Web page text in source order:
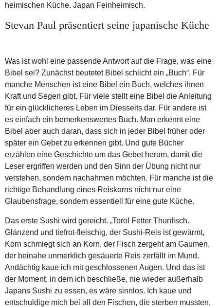
heimischen Küche. Japan Feinheimisch.
Stevan Paul präsentiert seine japanische Küche
Was ist wohl eine passende Antwort auf die Frage, was eine
Bibel sei? Zunächst beutetet Bibel schlicht ein „Buch“. Für
manche Menschen ist eine Bibel ein Buch, welches ihnen
Kraft und Segen gibt. Für viele stellt eine Bibel die Anleitung
für ein glücklicheres Leben im Diesseits dar. Für andere ist
es einfach ein bemerkenswertes Buch. Man erkennt eine
Bibel aber auch daran, dass sich in jeder Bibel früher oder
später ein Gebet zu erkennen gibt. Und gute Bücher
erzählen eine Geschichte um das Gebet herum, damit die
Leser ergriffen werden und den Sinn der Übung nicht nur
verstehen, sondern nachahmen möchten. Für manche ist die
richtige Behandlung eines Reiskorns nicht nur eine
Glaubensfrage, sondern essentiell für eine gute Küche.
Das erste Sushi wird gereicht. „Toro! Fetter Thunfisch.
Glänzend und tiefrot-fleischig, der Sushi-Reis ist gewärmt,
Korn schmiegt sich an Korn, der Fisch zergeht am Gaumen,
der beinahe unmerklich gesäuerte Reis zerfällt im Mund.
Andächtig kaue ich mit geschlossenen Augen. Und das ist
der Moment, in dem ich beschließe, nie wieder außerhalb
Japans Sushi zu essen, es wäre sinnlos. Ich kaue und
entschuldige mich bei all den Fischen, die sterben mussten,